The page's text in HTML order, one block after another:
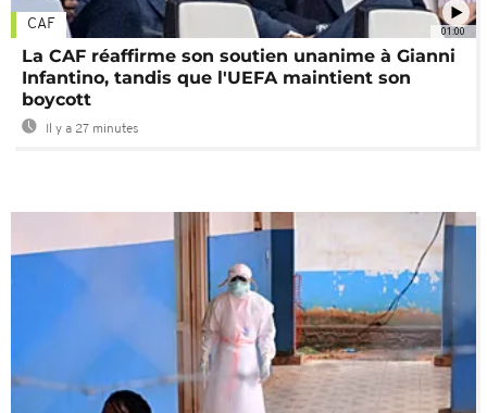
01:00
CAF
La CAF réaffirme son soutien unanime à Gianni
Infantino, tandis que l'UEFA maintient son
boycott
Il y a 27 minutes